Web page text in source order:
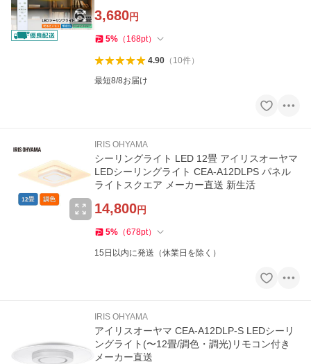
3,680円
5% （ 168pt）
4.90（ 10件）
最短8/8お届け
IRIS OHYAMA
シーリングライト LED 12畳 アイリスオーヤマ
LEDシーリングライト CEA-A12DLPS パネル
ライトスクエア メーカー直送 新生活
14,800円
5% （678pt）
15日以内に発送（休業日を除く）
IRIS OHYAMA
アイリスオーヤマ CEA-A12DLP-S LEDシーリ
ングライト(〜12畳/調色・調光)リモコン付き
メーカー直送